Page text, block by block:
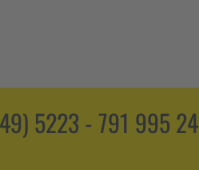
5223 - 791 995 24